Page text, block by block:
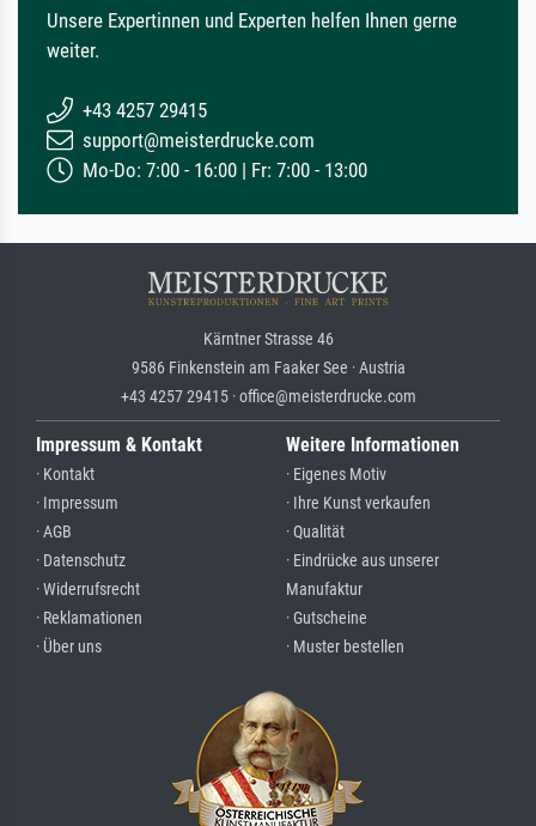
Unsere Expertinnen und Experten helfen Ihnen gerne
weiter.
+43 4257 29415
support@meisterdrucke.com
Mo-Do: 7:00 - 16:00 | Fr: 7:00 - 13:00
Kärntner Strasse 46
9586 Finkenstein am Faaker See · Austria
+43 4257 29415 · office@meisterdrucke.com
Impressum & Kontakt
· Kontakt
· Impressum
· AGB
· Datenschutz
· Widerrufsrecht
· Reklamationen
· Über uns
Weitere Informationen
· Eigenes Motiv
· Ihre Kunst verkaufen
· Qualität
· Eindrücke aus unserer
Manufaktur
· Gutscheine
· Muster bestellen